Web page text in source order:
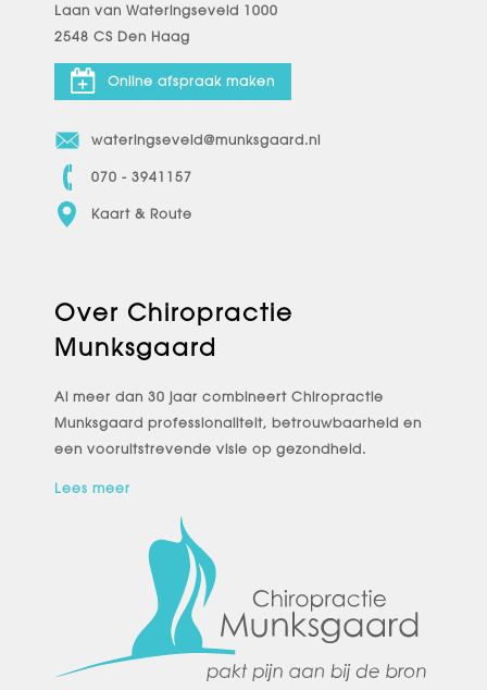
Laan van Wateringseveld 1000
2548 CS Den Haag
Online afspraak maken
wateringseveld@munksgaard.nl
070 - 3941157
Kaart & Route
Over Chiropractie
Munksgaard
Al meer dan 30 jaar combineert Chiropractie
Munksgaard professionaliteit, betrouwbaarheid en
een vooruitstrevende visie op gezondheid.
Lees meer